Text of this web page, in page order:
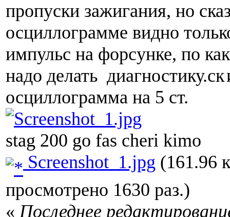
пропуски зажигания, но
осциллограмме видно
импульс на форсунке, по
надо делать диагностику.ск
осциллограмма на 5 ст.
stag 200 go fas cheri kimo
Screenshot_1.jpg (161.96
просмотрено 1630 раз.)
«Последнее